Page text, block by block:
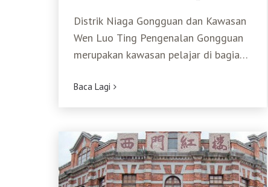
Distrik Niaga Gongguan dan Kawasan
Wen Luo Ting Pengenalan Gongguan
merupakan kawasan pelajar di bagian
pertemuan
Baca Lagi